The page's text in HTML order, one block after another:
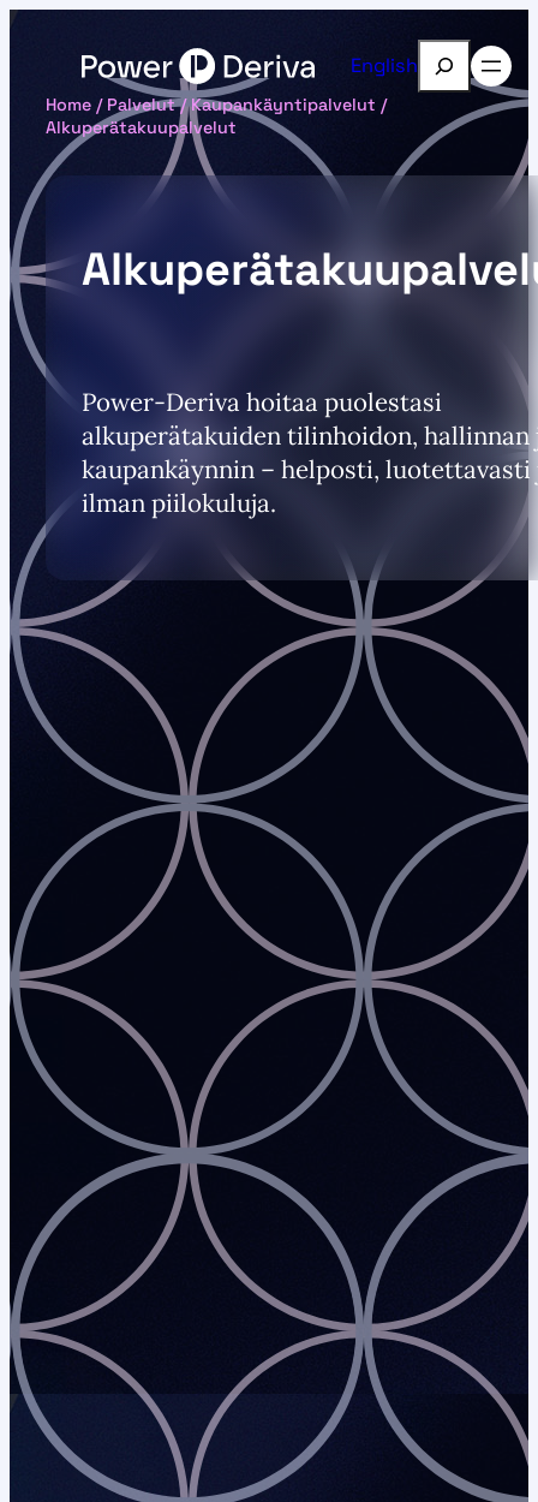
Siirry
English
Etsi
Home / Palvelut/Kaupankäyntipalvelut /
Alkuperätakuupalvelut
Power-Deriva hoitaa puolestasi
alkuperätakuiden tilinhoidon, hallinnan
kaupankäynnin – helposti, luotettavasti
ilman piilokuluja.